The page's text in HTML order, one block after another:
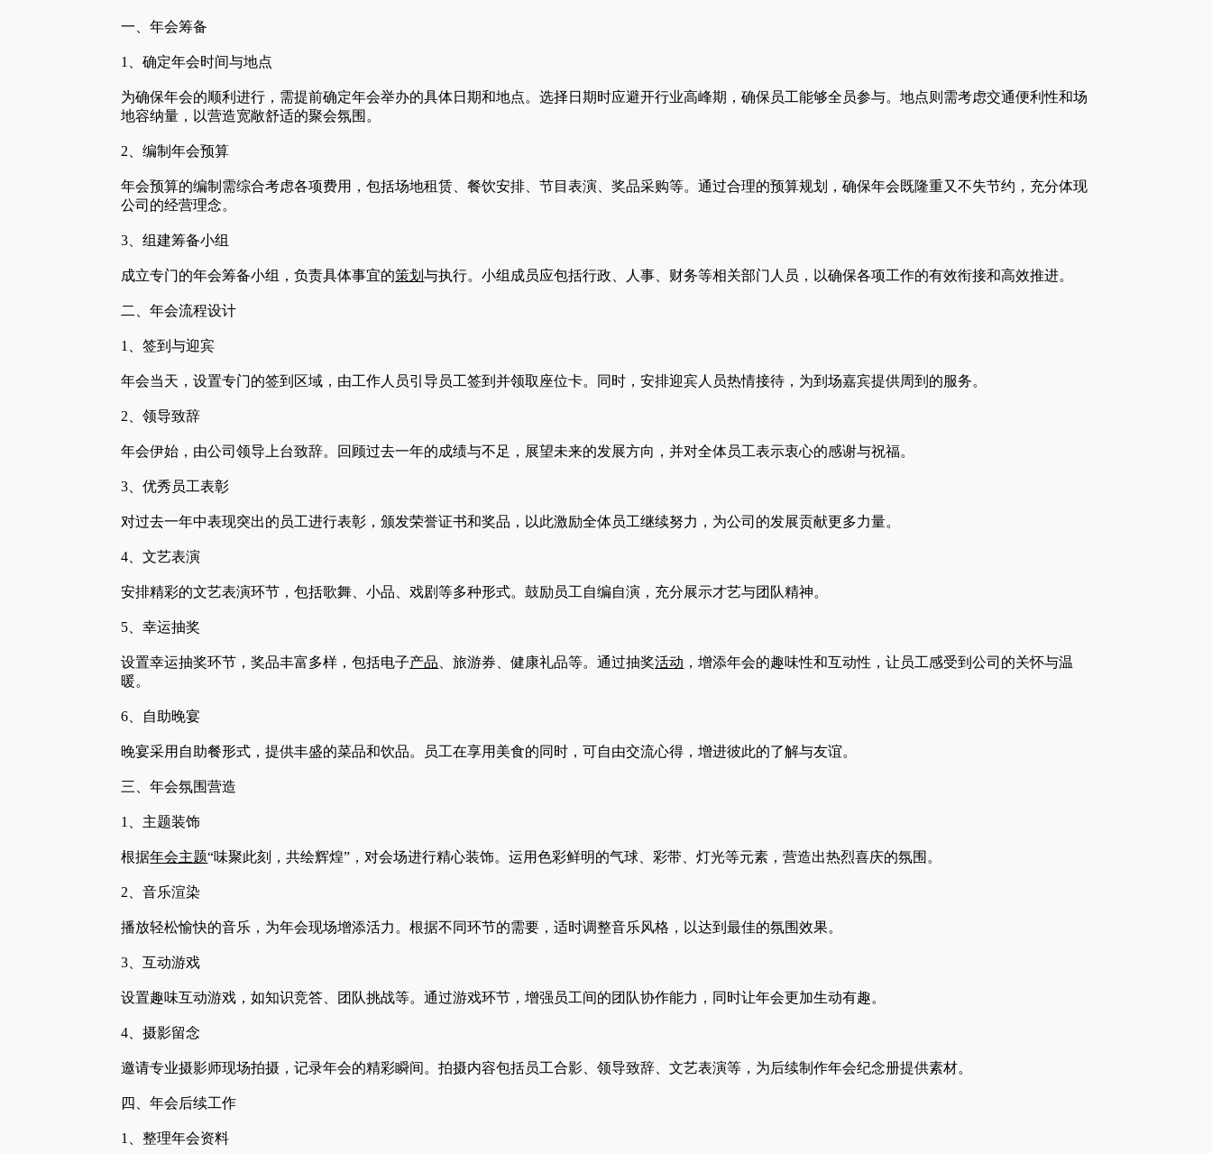
一、年会筹备
1、确定年会时间与地点
为确保年会的顺利进行，需提前确定年会举办的具体日期和地点。选择日期时应避开行业高峰期，确保员工能够全员参与。地点则需考虑交通便利性和场
地容纳量，以营造宽敞舒适的聚会氛围。
2、编制年会预算
年会预算的编制需综合考虑各项费用，包括场地租赁、餐饮安排、节目表演、奖品采购等。通过合理的预算规划，确保年会既隆重又不失节约，充分体现
公司的经营理念。
3、组建筹备小组
成立专门的年会筹备小组，负责具体事宜的策划与执行。小组成员应包括行政、人事、财务等相关部门人员，以确保各项工作的有效衔接和高效推进。
二、年会流程设计
1、签到与迎宾
年会当天，设置专门的签到区域，由工作人员引导员工签到并领取座位卡。同时，安排迎宾人员热情接待，为到场嘉宾提供周到的服务。
2、领导致辞
年会伊始，由公司领导上台致辞。回顾过去一年的成绩与不足，展望未来的发展方向，并对全体员工表示衷心的感谢与祝福。
3、优秀员工表彰
对过去一年中表现突出的员工进行表彰，颁发荣誉证书和奖品，以此激励全体员工继续努力，为公司的发展贡献更多力量。
4、文艺表演
安排精彩的文艺表演环节，包括歌舞、小品、戏剧等多种形式。鼓励员工自编自演，充分展示才艺与团队精神。
5、幸运抽奖
设置幸运抽奖环节，奖品丰富多样，包括电子产品 、旅游券、健康礼品等。通过抽奖活动 ，增添年会的趣味性和互动性，让员工感受到公司的关怀与温
暖。
6、自助晚宴
晚宴采用自助餐形式，提供丰盛的菜品和饮品。员工在享用美食的同时，可自由交流心得，增进彼此的了解与友谊。
三、年会氛围营造
1、主题装饰
根据年会主题“味聚此刻，共绘辉煌”，对会场进行精心装饰。运用色彩鲜明的气球、彩带、灯光等元素，营造出热烈喜庆的氛围。
2、音乐渲染
播放轻松愉快的音乐，为年会现场增添活力。根据不同环节的需要，适时调整音乐风格，以达到最佳的氛围效果。
3、互动游戏
设置趣味互动游戏，如知识竞答、团队挑战等。通过游戏环节，增强员工间的团队协作能力，同时让年会更加生动有趣。
4、摄影留念
邀请专业摄影师现场拍摄，记录年会的精彩瞬间。拍摄内容包括员工合影、领导致辞、文艺表演等，为后续制作年会纪念册提供素材。
四、年会后续工作
1、整理年会资料